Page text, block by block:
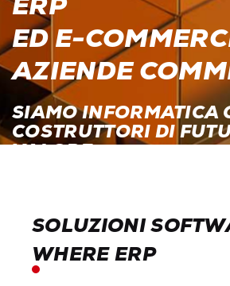
ED E-
AZIENDE
SIAMO INFORMATICA
COSTRUTTORI DI
VALORE.
SOLUZIONI
WHERE ERP